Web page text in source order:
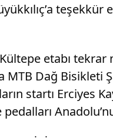
teşekkür
etabı
Dağ Bisikleti
startı Erciyes